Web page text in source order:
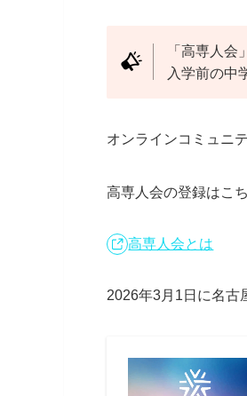
「高専人
入学前の中
オンラインコミュニ
高専人会の登録はこ
高専人会とは
2026年3月1日に名古